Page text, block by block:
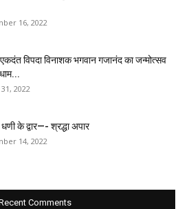
16, 2022
विपदा विनाशक भगवान गजानंद का जन्मोत्सव
2022
के द्वार—- श्रद्धा अपार
14, 2022
Comments